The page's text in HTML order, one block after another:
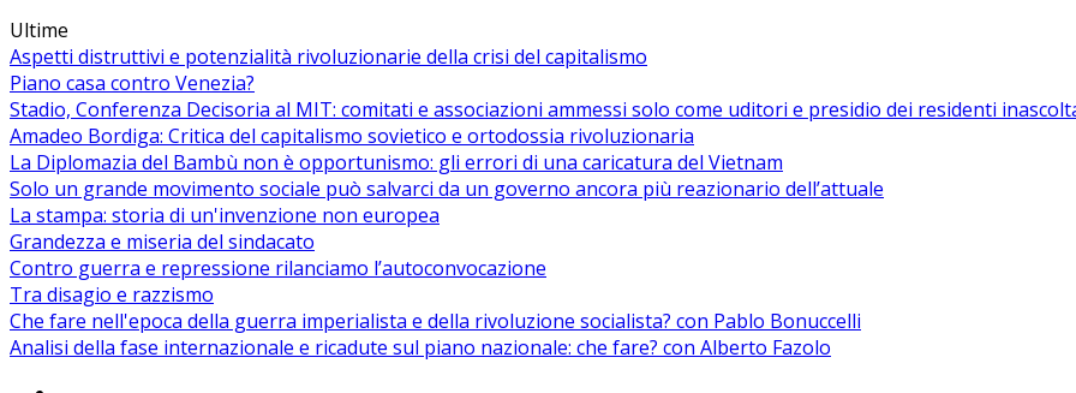
Ultime
Aspetti distruttivi e potenzialità rivoluzionarie della crisi del capitalismo
Piano casa contro Venezia?
Stadio, Conferenza Decisoria al MIT: comitati e associazioni ammessi solo come uditori e presidio dei residenti
Amadeo Bordiga: Critica del capitalismo sovietico e ortodossia rivoluzionaria
La Diplomazia del Bambù non è opportunismo: gli errori di una caricatura del Vietnam
Solo un grande movimento sociale può salvarci da un governo ancora più reazionario dell’attuale
La stampa: storia di un'invenzione non europea
Grandezza e miseria del sindacato
Contro guerra e repressione rilanciamo l’autoconvocazione
Tra disagio e razzismo
Che fare nell'epoca della guerra imperialista e della rivoluzione socialista? con Pablo Bonuccelli
Analisi della fase internazionale e ricadute sul piano nazionale: che fare? con Alberto Fazolo